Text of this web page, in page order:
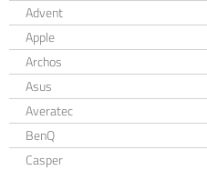
Advent
Apple
Archos
Asus
Averatec
BenQ
Casper